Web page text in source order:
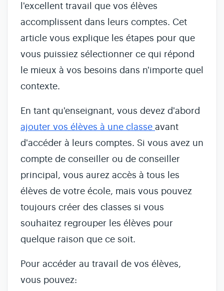
l'excellent travail que vos élèves
accomplissent dans leurs comptes. Cet
article vous explique les étapes pour que
vous puissiez sélectionner ce qui répond
le mieux à vos besoins dans n'importe quel
contexte.
En tant qu'enseignant, vous devez d'abord
ajouter vos élèves à une classe avant
d'accéder à leurs comptes. Si vous avez un
compte de conseiller ou de conseiller
principal, vous aurez accès à tous les
élèves de votre école, mais vous pouvez
toujours créer des classes si vous
souhaitez regrouper les élèves pour
quelque raison que ce soit.
Pour accéder au travail de vos élèves,
vous pouvez: